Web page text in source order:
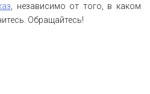
, независимо от того, в каком
Обращайтесь!